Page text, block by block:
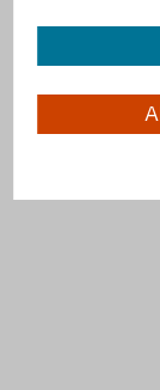
Barrieren